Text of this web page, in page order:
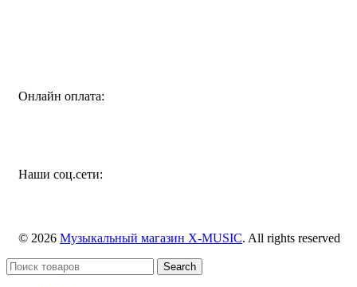
Онлайн оплата:
Наши соц.сети:
© 2026 Музыкальный магазин X-MUSIC. All rights reserved
Search